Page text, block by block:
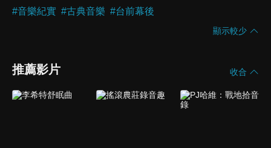
#音樂紀實 #古典音樂 #台前幕後
顯示較少
推薦影片 收合